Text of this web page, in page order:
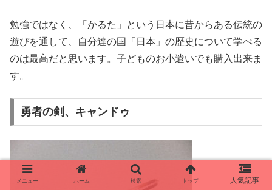
勉強ではなく、「かるた」という日本に昔からある伝統の
遊びを通して、自分達の国「日本」の歴史について学べる
のは最高だと思います。子どものお小遣いでも購入出来ま
す。
勇者の剣、キャンドゥ
メニュー ホーム 検索 トップ